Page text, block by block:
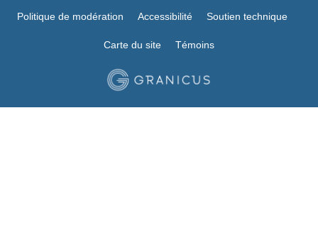
Politique de modération Accessibilité Soutien technique
Carte du site Témoins